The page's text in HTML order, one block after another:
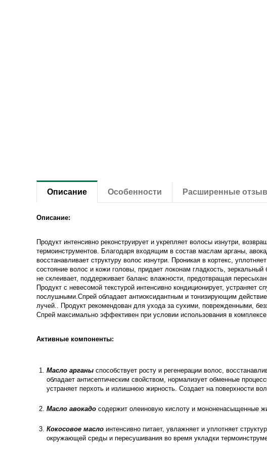
Описание Особенности Расширенные
Описание:
Продукт интенсивно реконструирует и укрепляет волосы изнутри,
термоинструментов. Благодаря входящим в состав маслам арганы,
восстанавливает структуру волос изнутри. Проникая в кортекс,
состояние волос и кожи головы, придает локонам гладкость,
не склеивает, поддерживает баланс влажности, предотвращая
Продукт с невесомой текстурой интенсивно кондиционирует,
послушными.Спрей обладает антиоксидантным и тонизирующим
лучей.. Продукт рекомендован для ухода за сухими, поврежденными,
Спрей максимально эффективен при условии использования в
Активные компоненты:
Масло арганы способствует росту и регенерации волос,
обладает антисептическим свойством, нормализует обменные
устраняет перхоть и излишнюю жирность. Создает на поверхности
Масло авокадо содержит олеиновую кислоту и мононенасыщенные
Кокосовое масло интенсивно питает, увлажняет и уплотняет
окружающей среды и пересушивания во время укладки